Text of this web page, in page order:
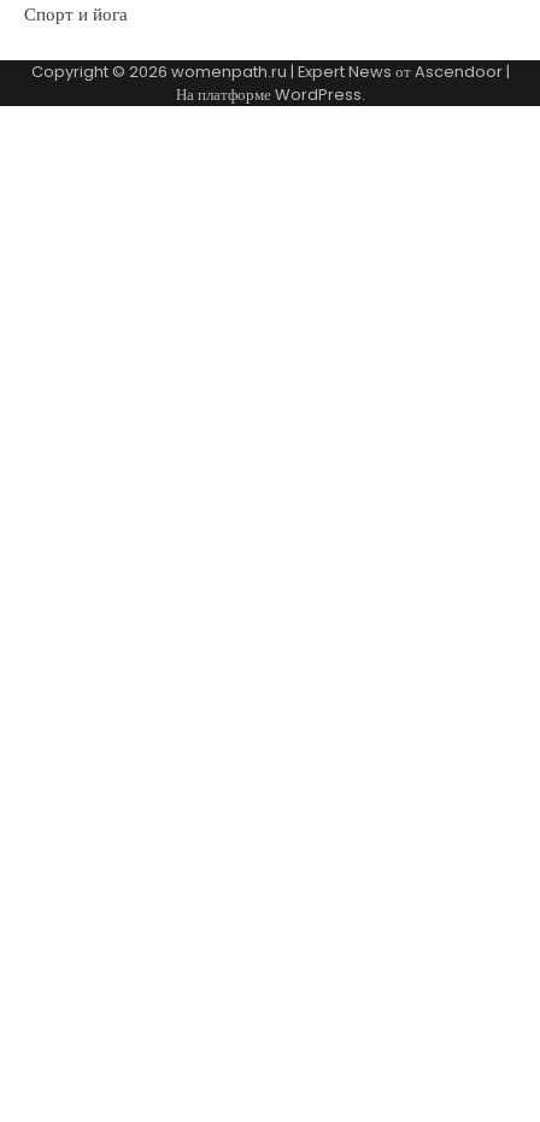
Спорт и йога
Copyright © 2026 womenpath.ru | Expert News отAscendoor|
На платформеWordPress.